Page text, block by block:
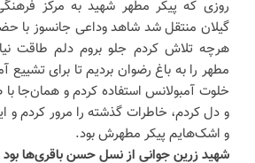
روزی که پیکر مطهر شهید به مرکز
گیلان منتقل شد شاهد وداعی جانسوز با
هرچه تلاش کردم جلو بروم دلم طاقت
مطهر را به باغ رضوان بردیم تا برای
خلوت آمبولانس استفاده کردم و همان‌جا
و دل کردم، خاطرات گذشته را مرور کردم و
و اشک‌هایم پیکر مطهرش بود.
شهید زرین جوانی از نسل حسن باقری‌ها بود